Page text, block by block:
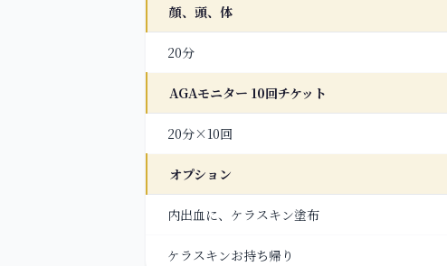
顔、頭、体
20分
AGAモニター 10回チケット
20分×10回
オプション
内出血に、ケラスキン塗布
ケラスキンお持ち帰り